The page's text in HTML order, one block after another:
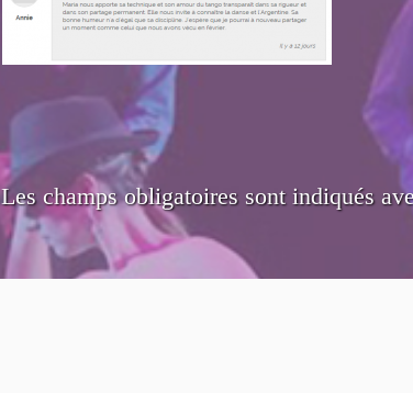
Les champs obligatoires sont indiqués